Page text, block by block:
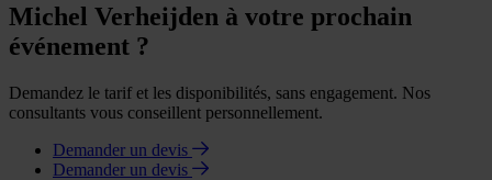
Michel Verheijden à votre prochain
événement ?
Demandez le tarif et les disponibilités, sans engagement. Nos
consultants vous conseillent personnellement.
Demander un devis
Demander un devis